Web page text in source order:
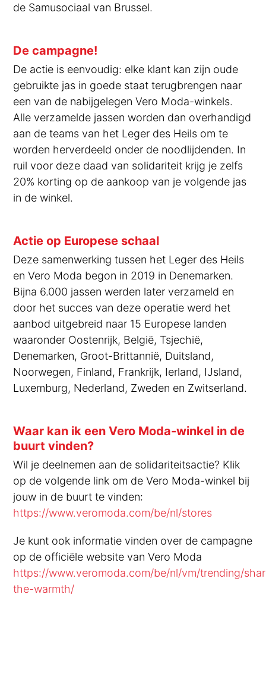
de Samusociaal van Brussel.
De campagne!
De actie is eenvoudig: elke klant kan zijn oude
gebruikte jas in goede staat terugbrengen naar
een van de nabijgelegen Vero Moda-winkels.
Alle verzamelde jassen worden dan overhandigd
aan de teams van het Leger des Heils om te
worden herverdeeld onder de noodlijdenden. In
ruil voor deze daad van solidariteit krijg je zelfs
20% korting op de aankoop van je volgende jas
in de winkel.
Actie op Europese schaal
Deze samenwerking tussen het Leger des Heils
en Vero Moda begon in 2019 in Denemarken.
Bijna 6.000 jassen werden later verzameld en
door het succes van deze operatie werd het
aanbod uitgebreid naar 15 Europese landen
waaronder Oostenrijk, België, Tsjechië,
Denemarken, Groot-Brittannië, Duitsland,
Noorwegen, Finland, Frankrijk, Ierland, IJsland,
Luxemburg, Nederland, Zweden en Zwitserland.
Waar kan ik een Vero Moda-winkel in de
buurt vinden?
Wil je deelnemen aan de solidariteitsactie? Klik
op de volgende link om de Vero Moda-winkel bij
jouw in de buurt te vinden:
https://www.veromoda.com/be/nl/stores
Je kunt ook informatie vinden over de campagne
op de officiële website van Vero Moda
https://www.veromoda.com/be/nl/vm/trending/
the-warmth/